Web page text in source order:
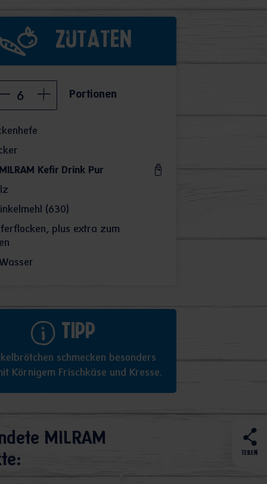
TEILEN
Zutaten
Portionen
MILRAM Kefir Drink Pur
(630)
plus extra zum
Tipp
schmecken besonders
Körnigem Frischkäse und Kresse.
MILRAM